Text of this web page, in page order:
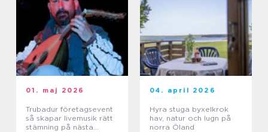
01. maj 2026
Trubadur företagsevent
så skapar livemusik rätt
stämning på nästa
04. april 2026
Hyra stuga byxelkrok
hav, natur och lugn på
norra Öland